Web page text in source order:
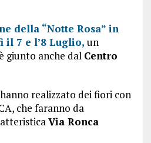
della “Notte Rosa” in
il 7 e l’8 Luglio, un
giunto anche dal Centro
realizzato dei fiori con
che faranno da
Via Ronca